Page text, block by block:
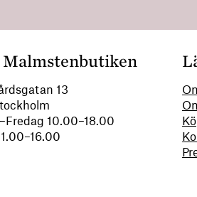
Malmstenbutiken
13
10.00–18.00